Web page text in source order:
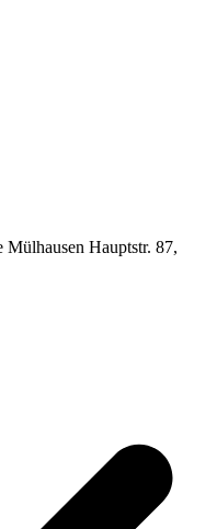
Hauptstr. 87,